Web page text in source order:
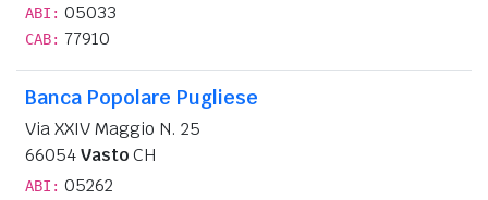
ABI: 05033
CAB: 77910
Banca Popolare Pugliese
Via XXIV Maggio N. 25
66054VastoCH
ABI: 05262